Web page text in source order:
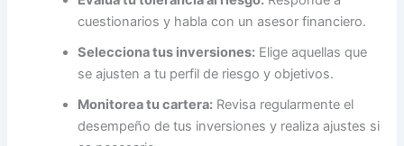
cuestionarios y habla con un asesor financiero.
Selecciona tus inversiones: Elige aquellas que
se ajusten a tu perfil de riesgo y objetivos.
Monitorea tu cartera: Revisa regularmente el
desempeño de tus inversiones y realiza ajustes si